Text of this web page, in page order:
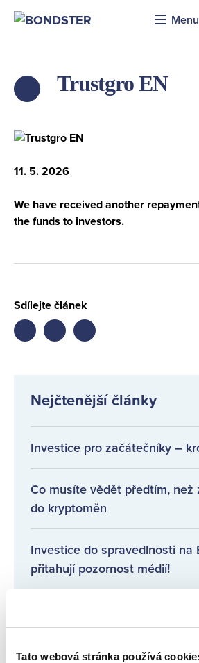
Tato webová stránka používá
Menu
ZPĚT
Trustgro EN
11. 5. 2026
We have received another
the funds to investors.
Sdílejte článek
Share
Nejčtenější články
Investice pro začátečníky –
Co musíte vědět předtím, než
do kryptoměn
Investice do spravedlnosti na
přitahují pozornost médií!
Pravidelné informace o
úvěrů